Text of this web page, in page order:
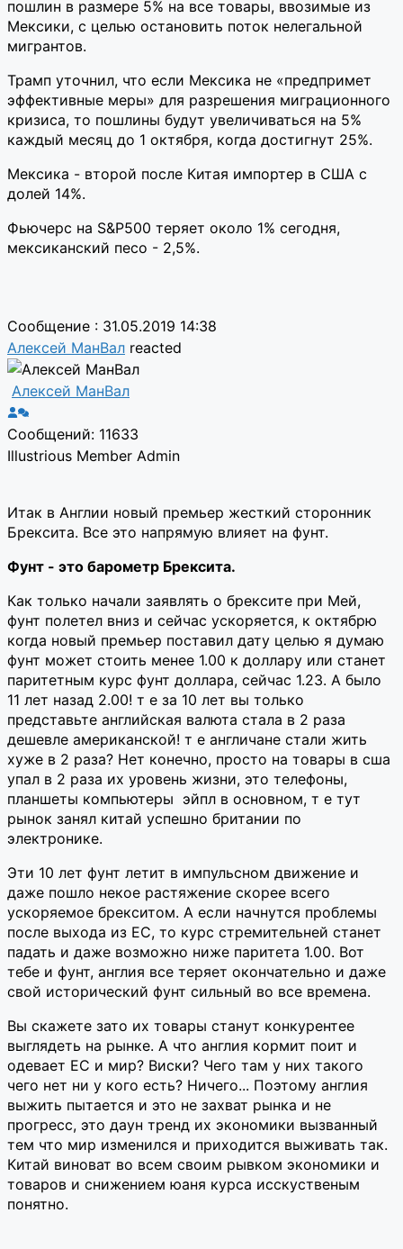
пошлин в размере 5% на все товары, ввозимые из
Мексики, с целью остановить поток нелегальной
мигрантов.
Трамп уточнил, что если Мексика не «предпримет
эффективные меры» для разрешения миграционного
кризиса, то пошлины будут увеличиваться на 5%
каждый месяц до 1 октября, когда достигнут 25%.
Мексика - второй после Китая импортер в США с
долей 14%.
Фьючерс на S&P500 теряет около 1% сегодня,
мексиканский песо - 2,5%.
Сообщение : 31.05.2019 14:38
Алексей МанВал reacted
Алексей МанВал
Сообщений: 11633
Illustrious Member Admin
Итак в Англии новый премьер жесткий сторонник
Брексита. Все это напрямую влияет на фунт.
Фунт - это барометр Брексита.
Как только начали заявлять о брексите при Мей,
фунт полетел вниз и сейчас ускоряется, к октябрю
когда новый премьер поставил дату целью я думаю
фунт может стоить менее 1.00 к доллару или станет
паритетным курс фунт доллара, сейчас 1.23. А было
11 лет назад 2.00! т е за 10 лет вы только
представьте английская валюта стала в 2 раза
дешевле американской! т е англичане стали жить
хуже в 2 раза? Нет конечно, просто на товары в сша
упал в 2 раза их уровень жизни, это телефоны,
планшеты компьютеры эйпл в основном, т е тут
рынок занял китай успешно британии по
электронике.
Эти 10 лет фунт летит в импульсном движение и
даже пошло некое растяжение скорее всего
ускоряемое брекситом. А если начнутся проблемы
после выхода из ЕС, то курс стремительней станет
падать и даже возможно ниже паритета 1.00. Вот
тебе и фунт, англия все теряет окончательно и даже
свой исторический фунт сильный во все времена.
Вы скажете зато их товары станут конкурентее
выглядеть на рынке. А что англия кормит поит и
одевает ЕС и мир? Виски? Чего там у них такого
чего нет ни у кого есть? Ничего... Поэтому англия
выжить пытается и это не захват рынка и не
прогресс, это даун тренд их экономики вызванный
тем что мир изменился и приходится выживать так.
Китай виноват во всем своим рывком экономики и
товаров и снижением юаня курса исскуственым
понятно.